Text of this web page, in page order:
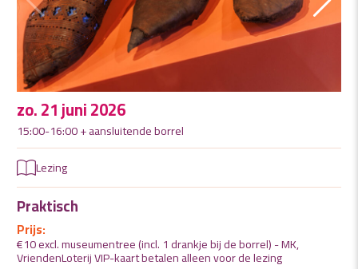
zo. 21 juni 2026
15:00-16:00 + aansluitende borrel
Lezing
Praktisch
Prijs:
€10 excl. museumentree (incl. 1 drankje bij de borrel) - MK,
VriendenLoterij VIP-kaart betalen alleen voor de lezing